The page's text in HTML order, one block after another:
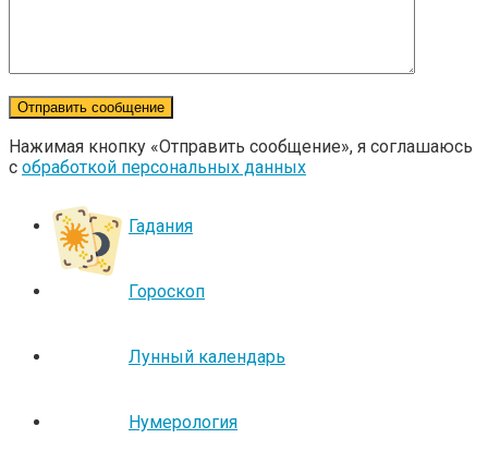
Нажимая кнопку «Отправить сообщение», я соглашаюсь
с обработкой персональных данных
Гадания
Гороскоп
Лунный календарь
Нумерология